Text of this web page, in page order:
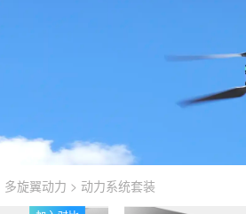
多旋翼动力 > 动力系统套装